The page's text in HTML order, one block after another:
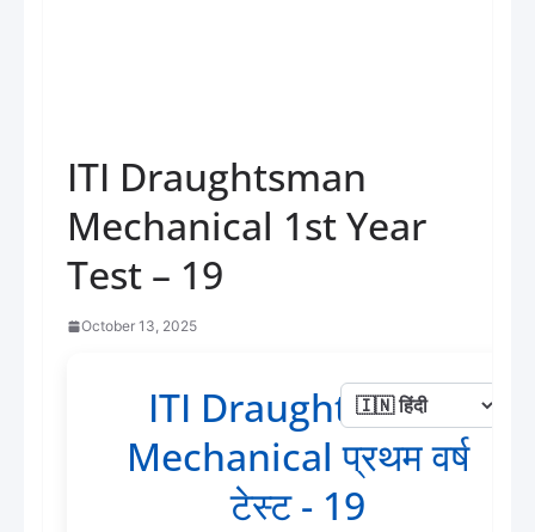
ITI Draughtsman
Mechanical 1st Year
Test – 19
October 13, 2025
ITI Draughtsman
Mechanical प्रथम वर्ष
टेस्ट - 19